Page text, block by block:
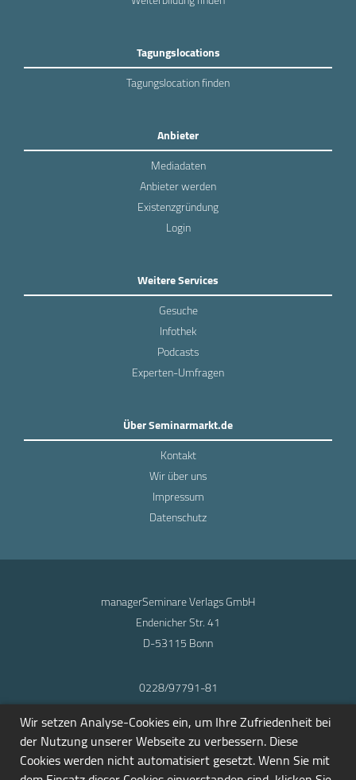
Tagungslocations
Tagungslocation finden
Anbieter
Mediadaten
Anbieter werden
Existenzgründung
Login
Weitere Services
Gesuche
Infothek
Podcasts
Experten-Umfragen
Über Seminarmarkt.de
Kontakt
Wir über uns
Impressum
Datenschutz
managerSeminare Verlags GmbH
Endenicher Str. 41
D-53115 Bonn
0228/97791-81
info@seminarmarkt.de
© 2001-2026
Wir setzen Analyse-Cookies ein, um Ihre Zufriedenheit bei
der Nutzung unserer Webseite zu verbessern. Diese
Cookies werden nicht automatisiert gesetzt. Wenn Sie mit